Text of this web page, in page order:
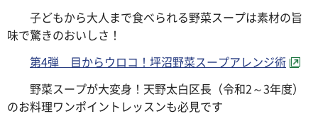
子どもから大人まで食べられる野菜スープは素材の旨
味で驚きのおいしさ！
第4弾 目からウロコ！坪沼野菜スープアレンジ術
野菜スープが大変身！天野太白区長（令和2～3年度）
のお料理ワンポイントレッスンも必見です